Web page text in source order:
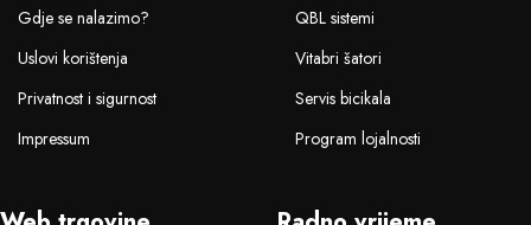
Gdje se nalazimo?
Uslovi korištenja
Privatnost i sigurnost
Impressum
QBL sistemi
Vitabri šatori
Servis bicikala
Program lojalnosti